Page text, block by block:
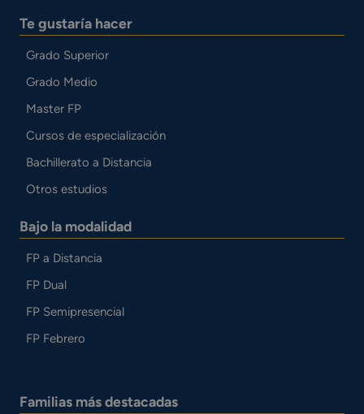
Te gustaría hacer
Grado Superior
Grado Medio
Master FP
Cursos de especialización
Bachillerato a Distancia
Otros estudios
Bajo la modalidad
FP a Distancia
FP Dual
FP Semipresencial
FP Febrero
Familias más destacadas